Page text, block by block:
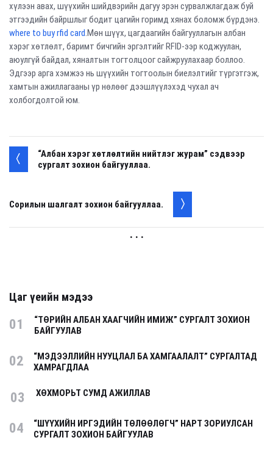
хүлээн авах, шүүхийн шийдвэрийн дагуу эрэн сурвалжлагдаж буй
этгээдийн байршлыг бодит цагийн горимд хянах боломж бүрдэнэ.
where to buy rfid card.Мөн шүүх, цагдаагийн байгууллагын албан
хэрэг хөтлөлт, баримт бичгийн эргэлтийг RFID-ээр коджуулан,
аюулгүй байдал, хяналтын тогтолцоог сайжруулахаар боллоо.
Эдгээр арга хэмжээ нь шүүхийн тогтоолын биелэлтийг түргэтгэж,
хамтын ажиллагааны үр нөлөөг дээшлүүлэхэд чухал ач
холбогдолтой юм.
“Албан хэрэг хөтлөлтийн нийтлэг журам” сэдвээр
сургалт зохион байгууллаа.
Сорилын шалгалт зохион байгууллаа.
. . .
Цаг үеийн мэдээ
01
“ТӨРИЙН АЛБАН ХААГЧИЙН ИМИЖ” СУРГАЛТ ЗОХИОН
БАЙГУУЛАВ
02
“МЭДЭЭЛЛИЙН НУУЦЛАЛ БА ХАМГААЛАЛТ” СУРГАЛТАД
ХАМРАГДЛАА
03 ХӨХМОРЬТ СУМД АЖИЛЛАВ
04
“ШҮҮХИЙН ИРГЭДИЙН ТӨЛӨӨЛӨГЧ” НАРТ ЗОРИУЛСАН
СУРГАЛТ ЗОХИОН БАЙГУУЛАВ